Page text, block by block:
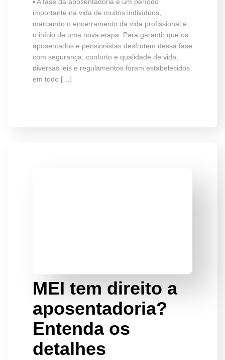
importante na vida de muitos indivíduos,
marcando o encerramento da vida profissional e
o início de uma nova etapa. Para garantir que os
aposentados e pensionistas desfrutem dessa fase
com segurança, conforto e qualidade de vida,
diversas leis e regulamentos foram estabelecidos
em todo […]
MEI tem direito a
aposentadoria?
Entenda os
detalhes